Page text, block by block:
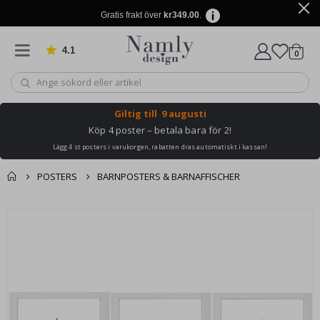
Gratis frakt över kr349.00.
4.1 Baserat på 1031 betyg 0
Giltig till 9 augusti
Köp 4 poster – betala bara för 2!
Lägg 4 st posters i varukorgen, rabatten dras automatiskt i kassan!
POSTERS BARNPOSTERS & BARNAFFISCHER